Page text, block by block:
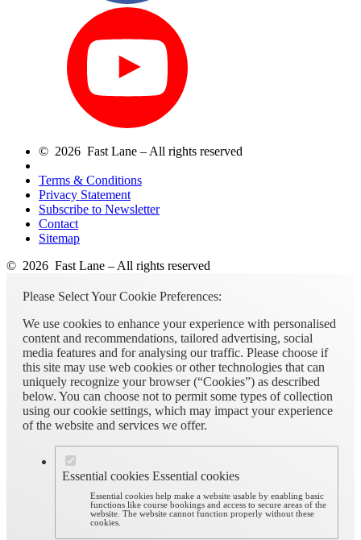
© 2026 Fast Lane – All rights reserved
Terms & Conditions
Privacy Statement
Subscribe to Newsletter
Contact
Sitemap
© 2026 Fast Lane – All rights reserved
Please Select Your Cookie Preferences:
We use cookies to enhance your experience with personalised
content and recommendations, tailored advertising, social
media features and for analysing our traffic. Please choose if
this site may use web cookies or other technologies that can
uniquely recognize your browser (“Cookies”) as described
below. You can choose not to permit some types of collection
using our cookie settings, which may impact your experience
of the website and services we offer.
Essential cookies Essential cookies
Essential cookies help make a website usable by enabling basic
functions like course bookings and access to secure areas of the
website. The website cannot function properly without these
cookies.